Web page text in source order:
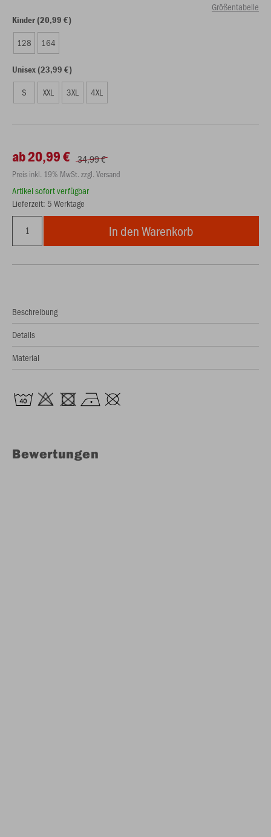
Größentabelle
Kinder (20,99 €)
128 164
Unisex (23,99 €)
S XXL 3XL 4XL
ab 20,99 € 34,99 €
Preis inkl. 19% MwSt. zzgl. Versand
Artikel sofort verfügbar
Lieferzeit: 5 Werktage
In den Warenkorb
Beschreibung
Details
Material
Bewertungen